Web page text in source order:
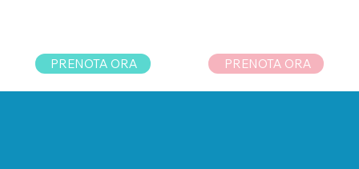
PRENOTA ORA
PRENOTA ORA